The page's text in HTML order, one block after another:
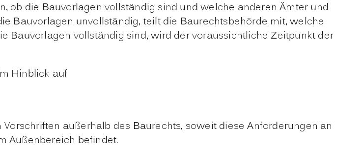
ob die Bauvorlagen vollständig sind und welche anderen Ämter und
Bauvorlagen unvollständig, teilt die Baurechtsbehörde mit, welche
Bauvorlagen vollständig sind, wird der voraussichtliche Zeitpunkt der
Hinblick auf
außerhalb des Baurechts, soweit diese Anforderungen an
Außenbereich befindet.